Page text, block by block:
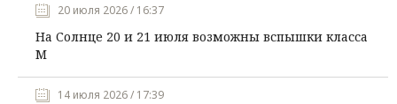
20 июля 2026 / 16:37
На Солнце 20 и 21 июля возможны вспышки класса
М
14 июля 2026 / 17:39